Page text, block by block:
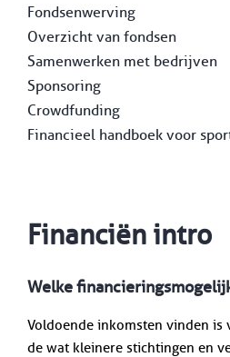
Fondsenwerving
Overzicht van fondsen
Samenwerken met bedrijven
Sponsoring
Crowdfunding
Financieel handboek voor
Financiën intro
Welke
Voldoende inkomsten vinden is
de wat kleinere stichtingen en